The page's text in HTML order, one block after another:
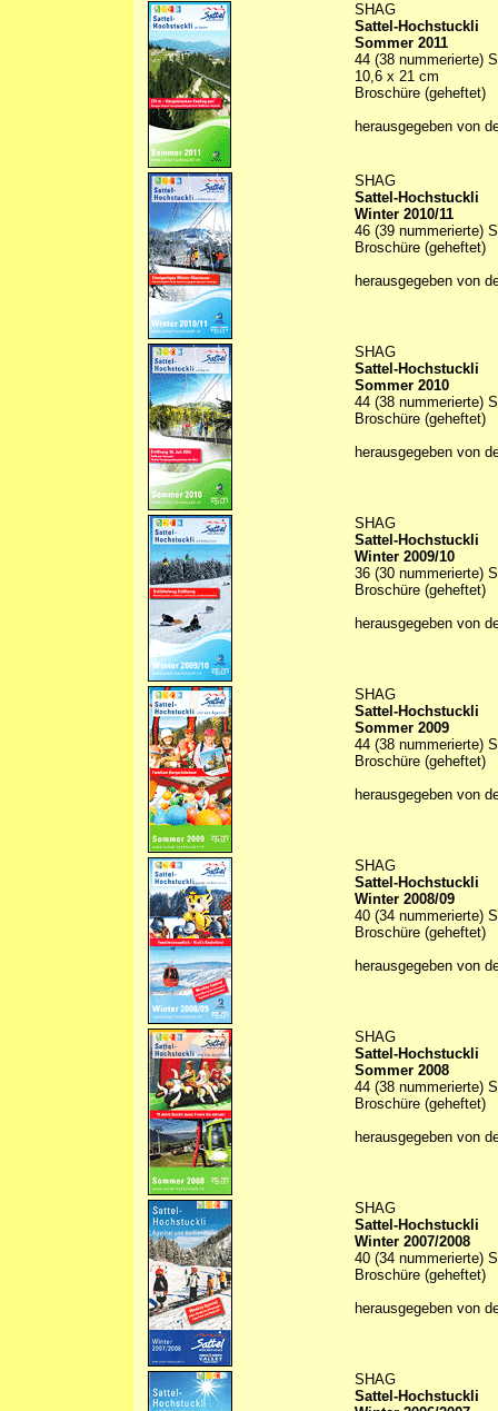
SHAG
Sattel-Hochstuckli
Sommer 2011
44 (38 nummerierte)
10,6 x 21 cm
Broschüre (geheftet)
herausgegeben von
SHAG
Sattel-Hochstuckli
Winter 2010/11
46 (39 nummerierte)
Broschüre (geheftet)
herausgegeben von
SHAG
Sattel-Hochstuckli
Sommer 2010
44 (38 nummerierte)
Broschüre (geheftet)
herausgegeben von
SHAG
Sattel-Hochstuckli
Winter 2009/10
36 (30 nummerierte)
Broschüre (geheftet)
herausgegeben von
SHAG
Sattel-Hochstuckli
Sommer 2009
44 (38 nummerierte)
Broschüre (geheftet)
herausgegeben von
SHAG
Sattel-Hochstuckli
Winter 2008/09
40 (34 nummerierte)
Broschüre (geheftet)
herausgegeben von
SHAG
Sattel-Hochstuckli
Sommer 2008
44 (38 nummerierte)
Broschüre (geheftet)
herausgegeben von
SHAG
Sattel-Hochstuckli
Winter 2007/2008
40 (34 nummerierte)
Broschüre (geheftet)
herausgegeben von
SHAG
Sattel-Hochstuckli